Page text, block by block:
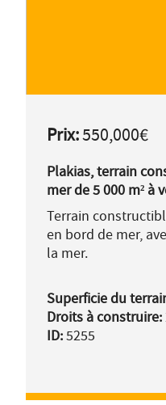
Prix:550,000€
Plakias, terrain
mer de 5 000 m² à
Terrain
en bord de mer,
la mer.
Superficie du
Droits à construire:
ID:5255